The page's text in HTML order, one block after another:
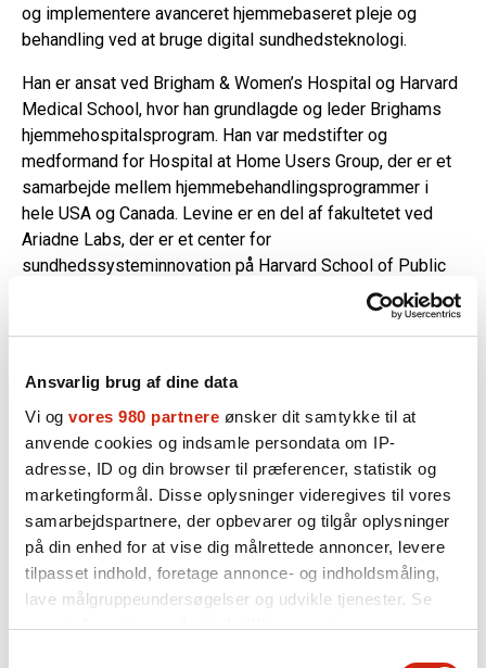
Ansvarlig brug af dine data
Vi og vores 980 partnere ønsker dit samtykke til at
anvende cookies og indsamle persondata om IP-
adresse, ID og din browser til præferencer, statistik og
marketingformål. Disse oplysninger videregives til vores
samarbejdspartnere, der opbevarer og tilgår oplysninger
på din enhed for at vise dig målrettede annoncer, levere
tilpasset indhold, foretage annonce- og indholdsmåling,
lave målgruppeundersøgelser og udvikle tjenester. Se
mere information underindstillingerog i vores
og implementere avanceret hjemmebaseret pleje og
behandling ved at bruge digital sundhedsteknologi.
Han er ansat ved Brigham & Women’s Hospital og Harvard
Medical School, hvor han grundlagde og leder Brighams
hjemmehospitalsprogram. Han var medstifter og
medformand for Hospital at Home Users Group, der er et
samarbejde mellem hjemmebehandlingsprogrammer i
hele USA og Canada. Levine er en del af fakultetet ved
Ariadne Labs, der er et center for
sundhedssysteminnovation på Harvard School of Public
ulighed i sundhed
I dag har socialt udsatte markant dårligere sundhed og
trivsel end befolkningen generelt, og socialt udsatte dør i
gennemsnit ca. 20 år før andre i befolkningen.
Keynote-taler Kristian Larsen, der er professor i
sundhedssociologi ved Københavns Universitet, hvor han
forsker i ulighed i sundhedssektoren, og forfatter til
bogen ” Sundhedskapital”, vil i sin keynote zoome ind på